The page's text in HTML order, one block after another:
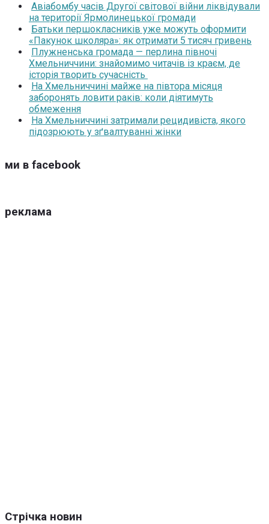
Авіабомбу часів Другої світової війни ліквідували
на території Ярмолинецької громади
Батьки першокласників уже можуть оформити
«Пакунок школяра»: як отримати 5 тисяч гривень
Плужненська громада — перлина півночі
Хмельниччини: знайомимо читачів із краєм, де
історія творить сучасність
На Хмельниччині майже на півтора місяця
заборонять ловити раків: коли діятимуть
обмеження
На Хмельниччині затримали рецидивіста, якого
підозрюють у зґвалтуванні жінки
ми в facebook
реклама
Стрічка новин